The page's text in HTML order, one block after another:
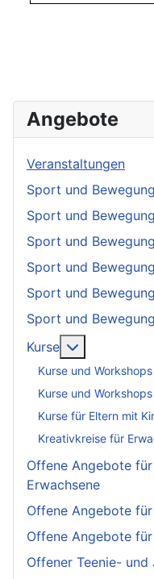
Angebote
Veranstaltungen
Sport und
Sport und
Sport und
Sport und
Sport und
Sport und
Kurse
Kurse und
Kurse und
Kurse für Eltern mit
Kreativkreise für
Offene Angebote
Erwachsene
Offene Angebote
Offene Angebote
Offener Teenie-